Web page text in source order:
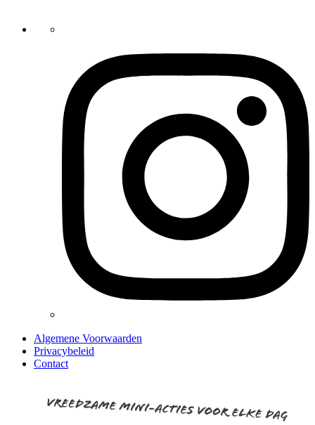
Algemene Voorwaarden
Privacybeleid
Contact